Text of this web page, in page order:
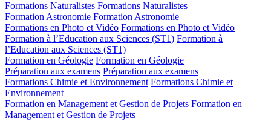
Formations Naturalistes Formations Naturalistes
Formation Astronomie Formation Astronomie
Formations en Photo et Vidéo Formations en Photo et Vidéo
Formation à l’Education aux Sciences (ST1) Formation à
l’Education aux Sciences (ST1)
Formation en Géologie Formation en Géologie
Préparation aux examens Préparation aux examens
Formations Chimie et Environnement Formations Chimie et
Environnement
Formation en Management et Gestion de Projets Formation en
Management et Gestion de Projets